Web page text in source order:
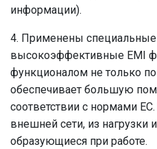
информации).
4. Применены
высокоэффективные EMI
функционалом не только
обеспечивает большую
соответствии с нормами
внешней сети, из нагрузки
образующиеся при работе.